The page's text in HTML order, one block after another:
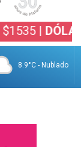
DÓLAR
8.9°C - Nublado